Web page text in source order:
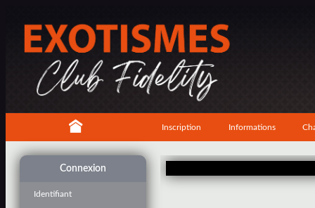
Inscription Informations
Connexion
Identifiant